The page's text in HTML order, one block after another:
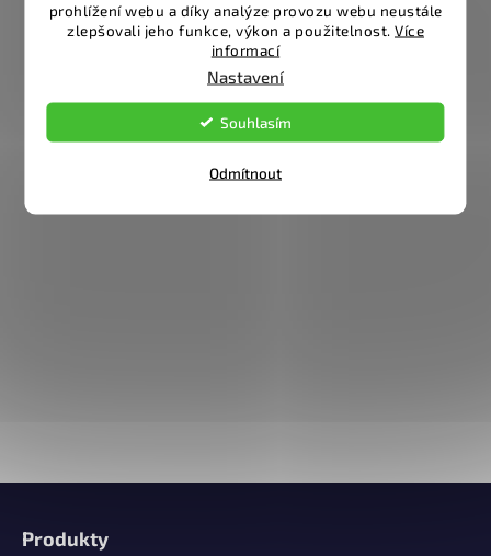
prohlížení webu a díky analýze provozu webu neustále
zlepšovali jeho funkce, výkon a použitelnost. Více
informací
Nastavení
Odmítnout
Souhlasím
Produkty